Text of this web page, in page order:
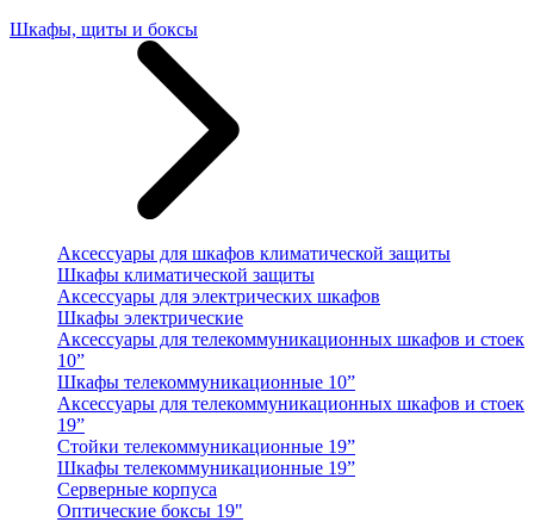
Шкафы, щиты и боксы
Аксессуары для шкафов климатической защиты
Шкафы климатической защиты
Аксессуары для электрических шкафов
Шкафы электрические
Аксессуары для телекоммуникационных шкафов и стоек
10”
Шкафы телекоммуникационные 10”
Аксессуары для телекоммуникационных шкафов и стоек
19”
Стойки телекоммуникационные 19”
Шкафы телекоммуникационные 19”
Серверные корпуса
Оптические боксы 19"